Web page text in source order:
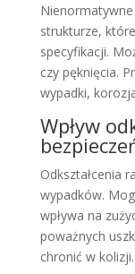
strukturze,
specyfikacji.
czy pęknięcia.
wypadki,
Wpływ
Odkształcenia
wypadków.
wpływa na
poważnych
chronić w kolizji.